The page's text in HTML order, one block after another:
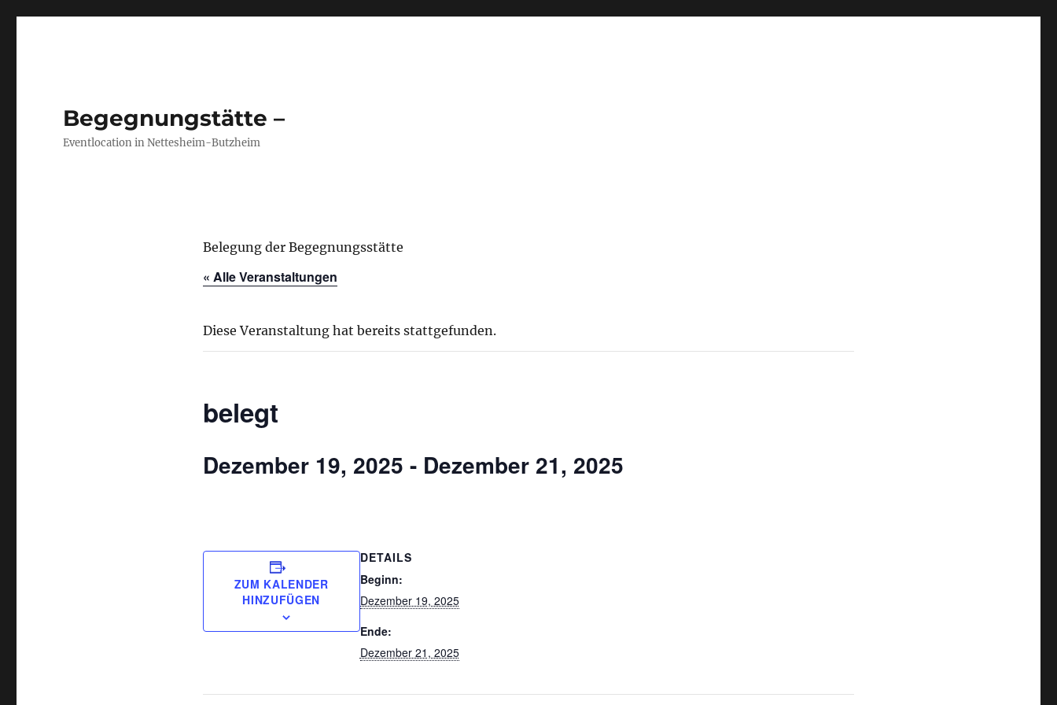
Begegnungstätte –
Eventlocation in Nettesheim-Butzheim
Belegung der Begegnungsstätte
« Alle Veranstaltungen
Diese Veranstaltung hat bereits stattgefunden.
belegt
Dezember 19, 2025 - Dezember 21, 2025
ZUM KALENDER
HINZUFÜGEN
DETAILS
Beginn:
Dezember 19, 2025
Ende:
Dezember 21, 2025